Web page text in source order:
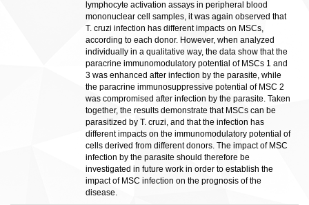
lymphocyte activation assays in peripheral blood
mononuclear cell samples, it was again observed that
T. cruzi infection has different impacts on MSCs,
according to each donor. However, when analyzed
individually in a qualitative way, the data show that the
paracrine immunomodulatory potential of MSCs 1 and
3 was enhanced after infection by the parasite, while
the paracrine immunosuppressive potential of MSC 2
was compromised after infection by the parasite. Taken
together, the results demonstrate that MSCs can be
parasitized by T. cruzi, and that the infection has
different impacts on the immunomodulatory potential of
cells derived from different donors. The impact of MSC
infection by the parasite should therefore be
investigated in future work in order to establish the
impact of MSC infection on the prognosis of the
disease.